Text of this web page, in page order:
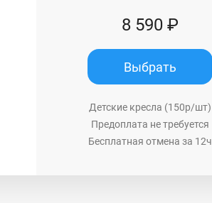
8 590 ₽
Выбрать
Детские кресла (150р/шт)
Предоплата не требуется
Бесплатная отмена за 12ч